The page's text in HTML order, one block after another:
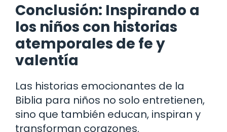
Conclusión: Inspirando a
los niños con historias
atemporales de fe y
valentía
Las historias emocionantes de la
Biblia para niños no solo entretienen,
sino que también educan, inspiran y
transforman corazones.